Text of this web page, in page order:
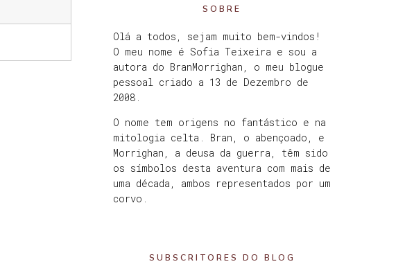
SOBRE
Olá a todos, sejam muito bem-vindos!
O meu nome é Sofia Teixeira e sou a
autora do BranMorrighan, o meu blogue
pessoal criado a 13 de Dezembro de
2008.
O nome tem origens no fantástico e na
mitologia celta. Bran, o abençoado, e
Morrighan, a deusa da guerra, têm sido
os símbolos desta aventura com mais de
uma década, ambos representados por um
corvo.
SUBSCRITORES DO BLOG